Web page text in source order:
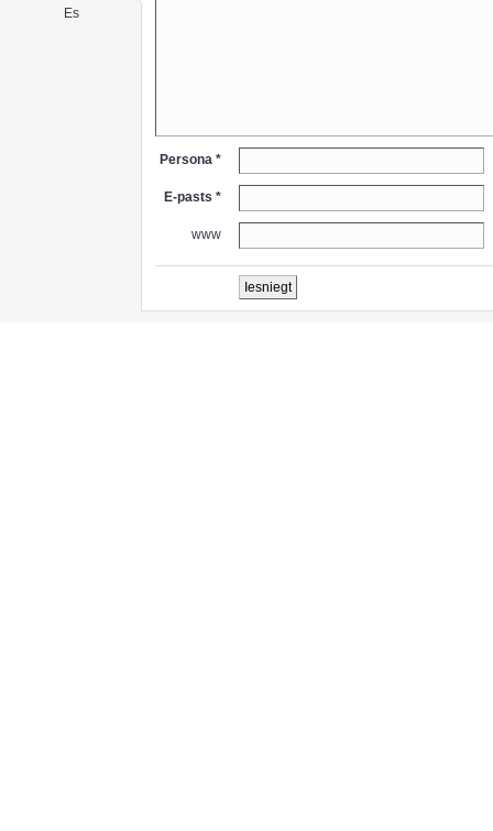
Es
Persona *
E-pasts *
www